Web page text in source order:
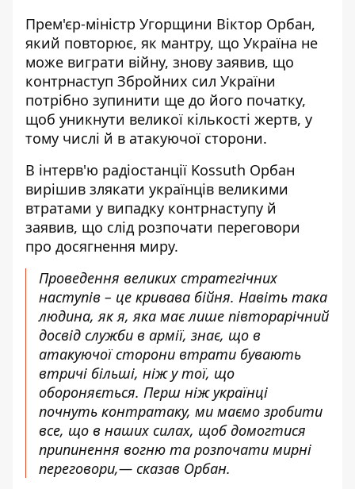
Прем'єр-міністр Угорщини Віктор Орбан,
який повторює, як мантру, що Україна не
може виграти війну, знову заявив, що
контрнаступ Збройних сил України
потрібно зупинити ще до його початку,
щоб уникнути великої кількості жертв, у
тому числі й в атакуючої сторони.
В інтерв'ю радіостанції Kossuth Орбан
вирішив злякати українців великими
втратами у випадку контрнаступу й
заявив, що слід розпочати переговори
про досягнення миру.
Проведення великих стратегічних
наступів – це кривава бійня. Навіть така
людина, як я, яка має лише півторарічний
досвід служби в армії, знає, що в
атакуючої сторони втрати бувають
втричі більші, ніж у тої, що
обороняється. Перш ніж українці
почнуть контратаку, ми маємо зробити
все, що в наших силах, щоб домогтися
припинення вогню та розпочати мирні
переговори,— сказав Орбан.